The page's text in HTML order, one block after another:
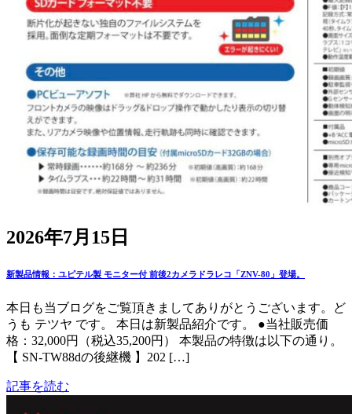
2026年7月15日
新製品情報：ユピテル製 モニター付 前後2カメラドラレコ「ZNV-80」登場。
本日も当ブログをご覧頂きましてありがとうございます。ど
うも テツヤ です。 本日は新製品紹介です。 ●当社販売価
格：32,000円（税込35,200円） 本製品の特徴は以下の通り。
【 SN-TW88dの後継機 】202 […]
記事を読む